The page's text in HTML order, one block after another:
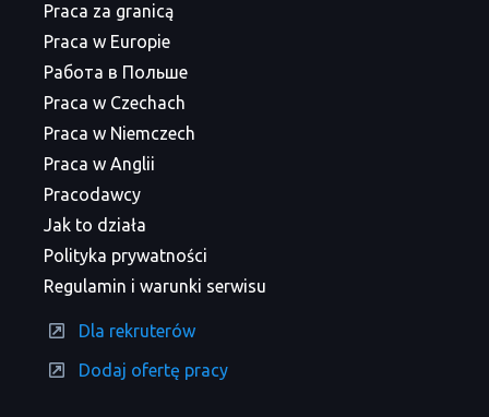
Praca za granicą
Praca w Europie
Работа в Польше
Praca w Czechach
Praca w Niemczech
Praca w Anglii
Pracodawcy
Jak to działa
Polityka prywatności
Regulamin i warunki serwisu
Dla rekruterów
Dodaj ofertę pracy